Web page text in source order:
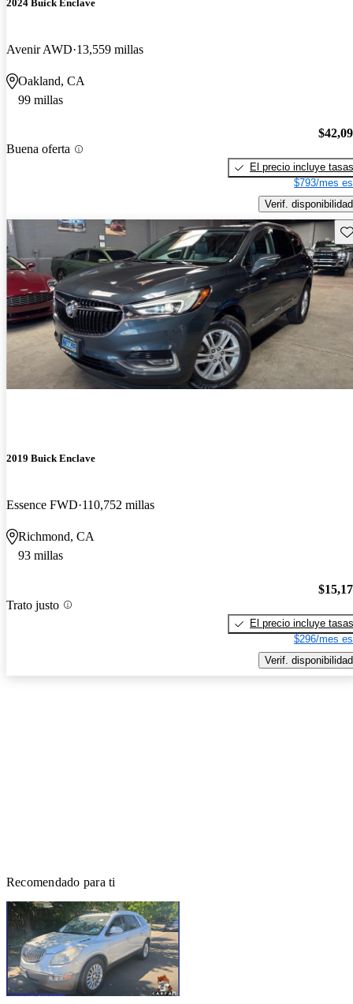
2024 Buick Enclave
Avenir AWD 13,559 millas
Oakland, CA
99 millas
Buena oferta
El precio incluye tasas
$793/mes
Verif. disponibilidad
2019 Buick Enclave
Essence FWD 110,752 millas
Richmond, CA
93 millas
Trato justo
El precio incluye tasas
$296/mes
Verif. disponibilidad
Recomendado para ti